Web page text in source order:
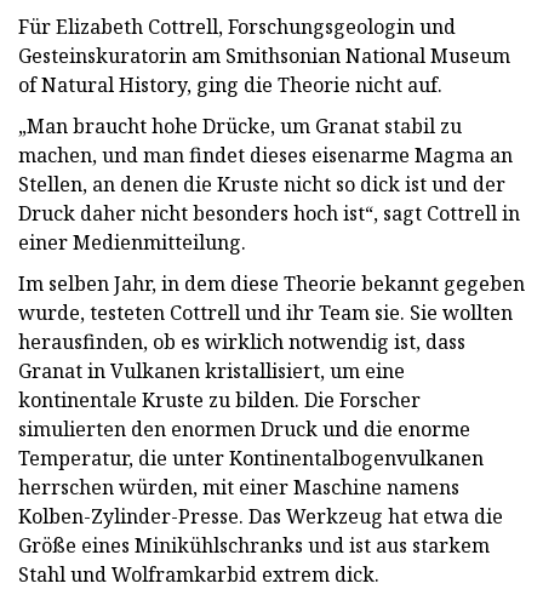
Für Elizabeth Cottrell, Forschungsgeologin und
Gesteinskuratorin am Smithsonian National Museum
of Natural History, ging die Theorie nicht auf.
„Man braucht hohe Drücke, um Granat stabil zu
machen, und man findet dieses eisenarme Magma an
Stellen, an denen die Kruste nicht so dick ist und der
Druck daher nicht besonders hoch ist“, sagt Cottrell in
einer Medienmitteilung.
Im selben Jahr, in dem diese Theorie bekannt gegeben
wurde, testeten Cottrell und ihr Team sie. Sie wollten
herausfinden, ob es wirklich notwendig ist, dass
Granat in Vulkanen kristallisiert, um eine
kontinentale Kruste zu bilden. Die Forscher
simulierten den enormen Druck und die enorme
Temperatur, die unter Kontinentalbogenvulkanen
herrschen würden, mit einer Maschine namens
Kolben-Zylinder-Presse. Das Werkzeug hat etwa die
Größe eines Minikühlschranks und ist aus starkem
Stahl und Wolframkarbid extrem dick.